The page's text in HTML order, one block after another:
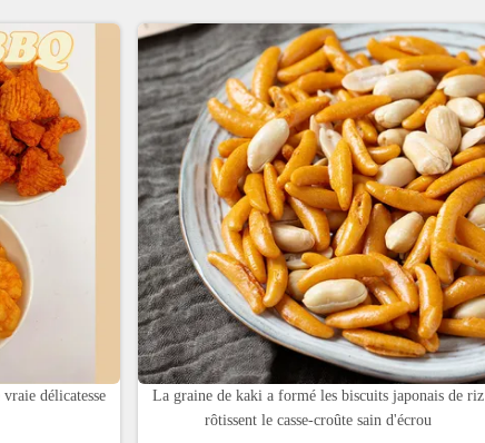
délicatesse
La graine de kaki a formé les biscuits japonais de riz
rôtissent le casse-croûte sain d'écrou